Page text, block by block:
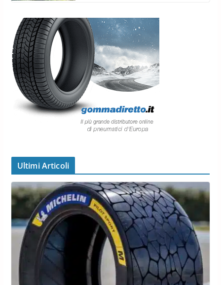
Ultimi Articoli